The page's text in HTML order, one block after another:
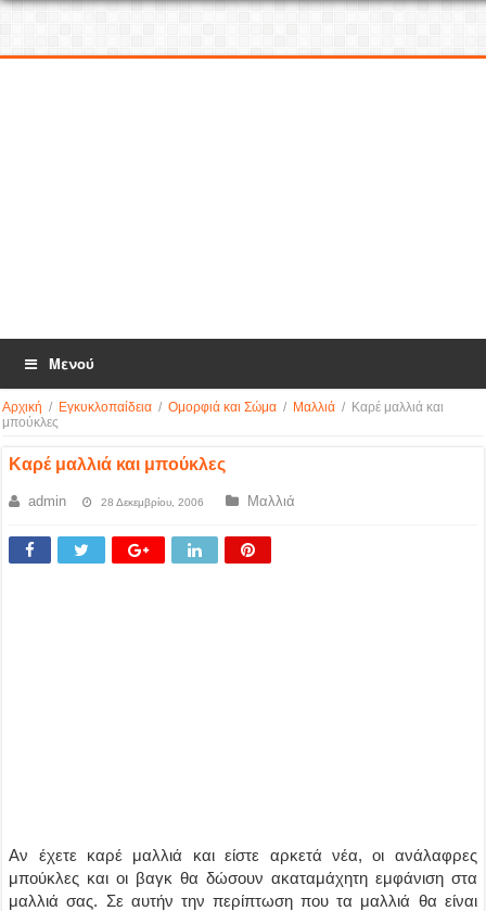
Μενού
Αρχική / Εγκυκλοπαίδεια / Ομορφιά και Σώμα / Μαλλιά / Καρέ μαλλιά και
μπούκλες
Καρέ μαλλιά και μπούκλες
admin 28 Δεκεμβρίου, 2006 Μαλλιά
Αν έχετε καρέ μαλλιά και είστε αρκετά νέα, οι ανάλαφρες
μπούκλες και οι βαγκ θα δώσουν ακαταμάχητη εμφάνιση στα
μαλλιά σας. Σε αυτήν την περίπτωση που τα μαλλιά θα είναι